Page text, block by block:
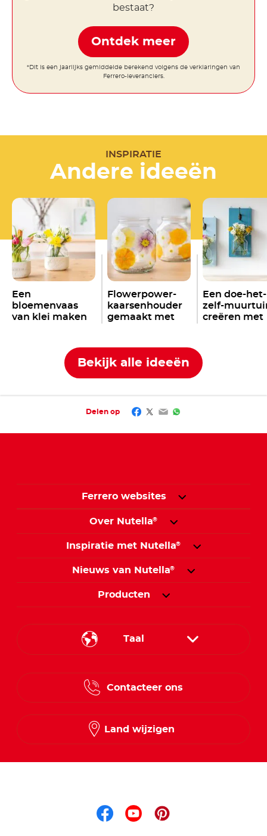
bestaat?
Ontdek meer
*Dit is een jaarlijks gemiddelde berekend volgens de verklaringen van
Ferrero-leveranciers.
INSPIRATIE
Andere ideeën
Een
bloemenvaas
van klei maken
Flowerpower-
kaarsenhouder
gemaakt met
Een doe-het-
zelf-
creëren met
Bekijk alle ideeën
Delen op Facebook
Twitter
EmailWhatsApp
Ferrero websites
Over Nutella®
Inspiratie met Nutella®
Nieuws van Nutella®
Producten
Taal
Contacteer ons
Land wijzigen